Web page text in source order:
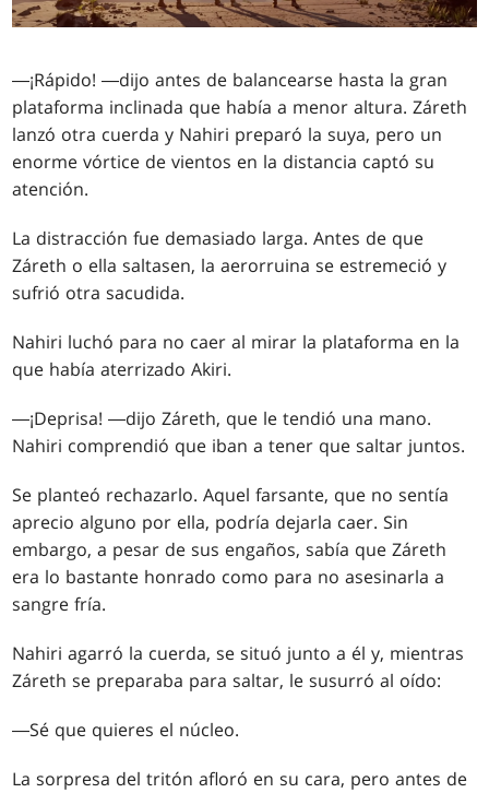
―¡Rápido! ―dijo antes de balancearse hasta la gran
plataforma inclinada que había a menor altura. Záreth
lanzó otra cuerda y Nahiri preparó la suya, pero un
enorme vórtice de vientos en la distancia captó su
atención.
La distracción fue demasiado larga. Antes de que
Záreth o ella saltasen, la aerorruina se estremeció y
sufrió otra sacudida.
Nahiri luchó para no caer al mirar la plataforma en la
que había aterrizado Akiri.
―¡Deprisa! ―dijo Záreth, que le tendió una mano.
Nahiri comprendió que iban a tener que saltar juntos.
Se planteó rechazarlo. Aquel farsante, que no sentía
aprecio alguno por ella, podría dejarla caer. Sin
embargo, a pesar de sus engaños, sabía que Záreth
era lo bastante honrado como para no asesinarla a
sangre fría.
Nahiri agarró la cuerda, se situó junto a él y, mientras
Záreth se preparaba para saltar, le susurró al oído:
―Sé que quieres el núcleo.
La sorpresa del tritón afloró en su cara, pero antes de